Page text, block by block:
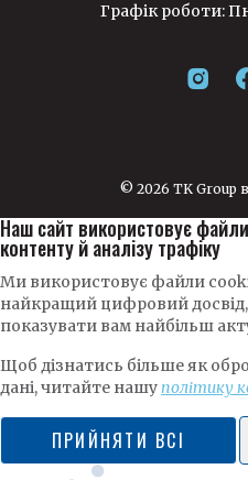
Графік роботи:
© 2026 TK Group
Наш сайт використовує
контенту й аналізу трафіку
Ми використовує файли
найкращий цифровий досвід,
показувати вам найбільш
Щоб дізнатись більше як
дані, читайте нашуполітику
ПРИЙНЯТИ ВСІ